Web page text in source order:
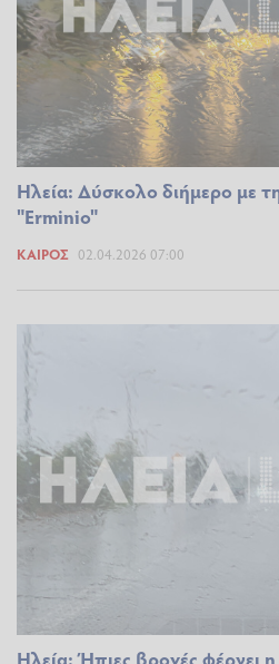
Ηλεία: Δύσκολο διήμερο με
"Erminio"
ΚΑΙΡΌΣ 02.04.2026 07:00
Ηλεία: Ήπιες βροχές φέρνει